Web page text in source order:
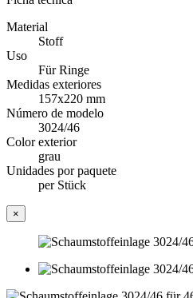
Material
Stoff
Uso
Für Ringe
Medidas exteriores
157x220 mm
Número de modelo
3024/46
Color exterior
grau
Unidades por paquete
per Stück
×